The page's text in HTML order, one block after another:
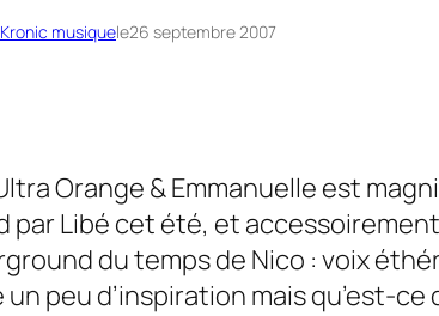
Kronic musiquele26 septembre 2007
Orange & Emmanuelle est
par Libé cet été, et accessoirement
du temps de Nico : voix
peu d’inspiration mais qu’est-